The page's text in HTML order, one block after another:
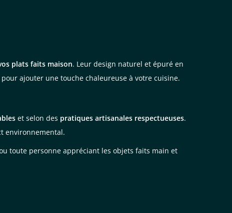
plats faits maison. Leur design naturel et épuré en
ajouter une touche chaleureuse à votre cuisine.
et selon des pratiques artisanales respectueuses.
environnemental.
toute personne appréciant les objets faits main et